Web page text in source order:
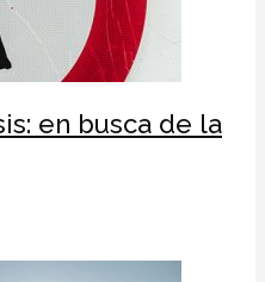
en busca de la